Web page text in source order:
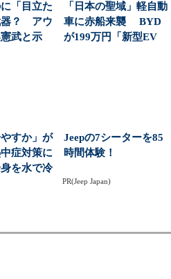
「目立た
器？ アウ
武と示
「日本の聖域」軽自動
車に赤船来襲 BYD
が199万円「新型EV
やすか」が
症対策に
を水で冷
Jeepの7シーターを85
時間体験！
PR(Jeep Japan)